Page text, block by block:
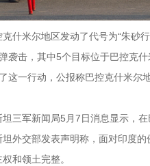
什米尔地区发动了代号为“朱砂
袭击，其中5个目标位于巴控克
一行动，公报称巴控克什米尔
三军新闻局5月7日消息显示，
外交部发表声明称，面对印度
和领土完整。